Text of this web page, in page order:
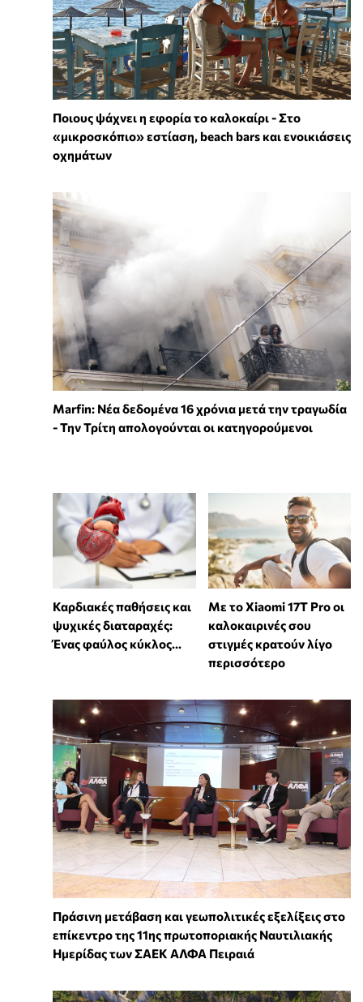
Ποιους ψάχνει η εφορία το καλοκαίρι - Στο
«μικροσκόπιο» εστίαση, beach bars και ενοικιάσεις
οχημάτων
Marfin: Νέα δεδομένα 16 χρόνια μετά την τραγωδία
- Την Τρίτη απολογούνται οι κατηγορούμενοι
Καρδιακές παθήσεις και
ψυχικές διαταραχές:
Ένας φαύλος κύκλος...
Με το Xiaomi 17T Pro οι
καλοκαιρινές σου
στιγμές κρατούν λίγο
περισσότερο
Πράσινη μετάβαση και γεωπολιτικές εξελίξεις στο
επίκεντρο της 11ης πρωτοποριακής Ναυτιλιακής
Ημερίδας των ΣΑΕΚ ΑΛΦΑ Πειραιά